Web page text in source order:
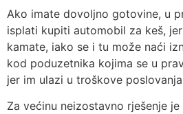
Ako imate dovoljno gotovine, u
isplati kupiti automobil za keš,
kamate, iako se i tu može naći
kod poduzetnika kojima se u
jer im ulazi u troškove
Za većinu neizostavno rješenje